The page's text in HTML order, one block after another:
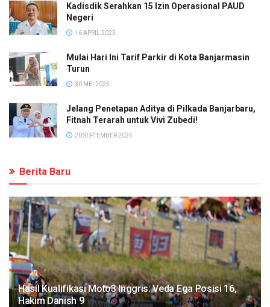
Kadisdik Serahkan 15 Izin Operasional PAUD
Negeri
16 APRIL 2025
Mulai Hari Ini Tarif Parkir di Kota Banjarmasin
Turun
30 MEI 2025
Jelang Penetapan Aditya di Pilkada Banjarbaru,
Fitnah Terarah untuk Vivi Zubedi!
20 SEPTEMBER 2024
Berita Baru
Hasil Kualifikasi Moto3 Inggris: Veda Ega Posisi 16,
Hakim Danish 9